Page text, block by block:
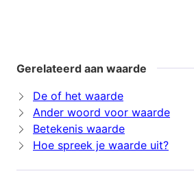
Gerelateerd aan waarde
De of het waarde
Ander woord voor waarde
Betekenis waarde
Hoe spreek je waarde uit?